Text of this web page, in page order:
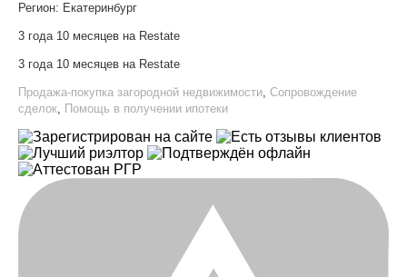
Регион: Екатеринбург
3 года 10 месяцев на Restate
3 года 10 месяцев на Restate
Продажа-покупка загородной недвижимости, Сопровождение
сделок, Помощь в получении ипотеки